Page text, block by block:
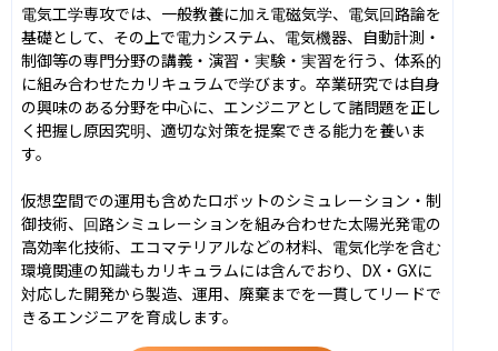
電気工学専攻では、一般教養に加え電磁気学、電気回路論を
基礎として、その上で電力システム、電気機器、自動計測・
制御等の専門分野の講義・演習・実験・実習を行う、体系的
に組み合わせたカリキュラムで学びます。卒業研究では自身
の興味のある分野を中心に、エンジニアとして諸問題を正し
く把握し原因究明、適切な対策を提案できる能力を養いま
す。
仮想空間での運用も含めたロボットのシミュレーション・制
御技術、回路シミュレーションを組み合わせた太陽光発電の
高効率化技術、エコマテリアルなどの材料、電気化学を含む
環境関連の知識もカリキュラムには含んでおり、DX・GXに
対応した開発から製造、運用、廃棄までを一貫してリードで
きるエンジニアを育成します。